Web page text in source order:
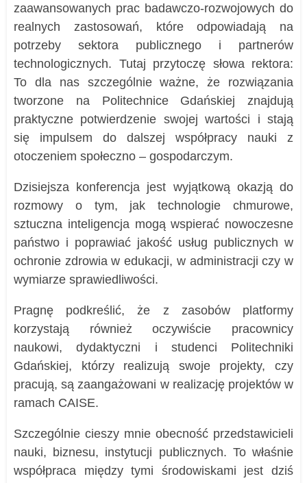
zaawansowanych prac badawczo-rozwojowych do
realnych zastosowań, które odpowiadają na
potrzeby sektora publicznego i partnerów
technologicznych. Tutaj przytoczę słowa rektora:
To dla nas szczególnie ważne, że rozwiązania
tworzone na Politechnice Gdańskiej znajdują
praktyczne potwierdzenie swojej wartości i stają
się impulsem do dalszej współpracy nauki z
otoczeniem społeczno – gospodarczym.
Dzisiejsza konferencja jest wyjątkową okazją do
rozmowy o tym, jak technologie chmurowe,
sztuczna inteligencja mogą wspierać nowoczesne
państwo i poprawiać jakość usług publicznych w
ochronie zdrowia w edukacji, w administracji czy w
wymiarze sprawiedliwości.
Pragnę podkreślić, że z zasobów platformy
korzystają również oczywiście pracownicy
naukowi, dydaktyczni i studenci Politechniki
Gdańskiej, którzy realizują swoje projekty, czy
pracują, są zaangażowani w realizację projektów w
ramach CAISE.
Szczególnie cieszy mnie obecność przedstawicieli
nauki, biznesu, instytucji publicznych. To właśnie
współpraca między tymi środowiskami jest dziś